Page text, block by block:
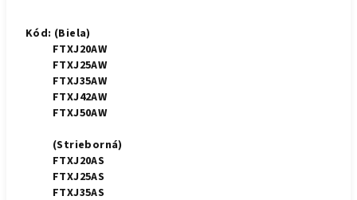
Kód: (Biela)
FTXJ20AW
FTXJ25AW
FTXJ35AW
FTXJ42AW
FTXJ50AW
(Strieborná)
FTXJ20AS
FTXJ25AS
FTXJ35AS